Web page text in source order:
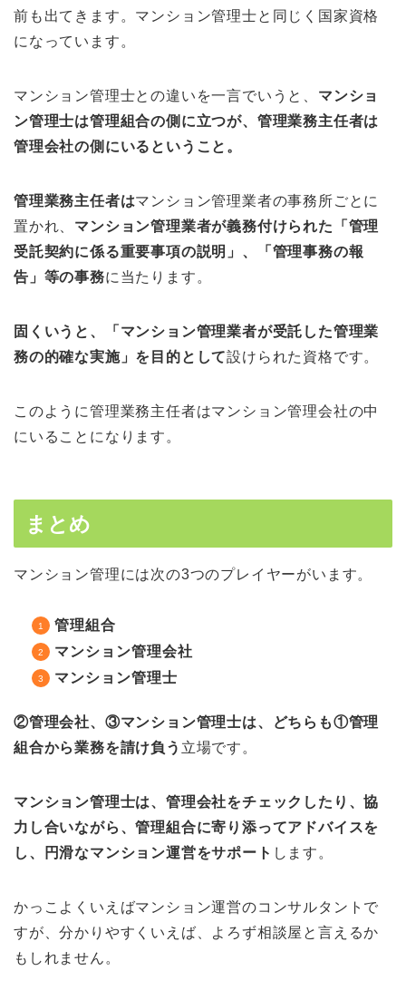
前も出てきます。マンション管理士と同じく国家資格
になっています。
マンション管理士との違いを一言でいうと、 マンショ
ン管理士は管理組合の側に立つが、管理業務主任者は
管理会社の側にいるということ。
管理業務主任者はマンション管理業者の事務所ごとに
置かれ、 マンション管理業者が義務付けられた「管理
受託契約に係る重要事項の説明」、「管理事務の報
告」等の事務に当たります。
固くいうと、「マンション管理業者が受託した管理業
務の的確な実施」を目的として設けられた資格です。
このように管理業務主任者はマンション管理会社の中
にいることになります。
まとめ
マンション管理には次の3つのプレイヤーがいます。
管理組合
マンション管理会社
マンション管理士
②管理会社、③マンション管理士は、どちらも①管理
組合から業務を請け負う 立場です。
マンション管理士は、管理会社をチェックしたり、協
力し合いながら、管理組合に寄り添ってアドバイスを
し、円滑なマンション運営をサポート します。
かっこよくいえばマンション運営のコンサルタントで
すが、分かりやすくいえば、よろず相談屋と言えるか
もしれません。